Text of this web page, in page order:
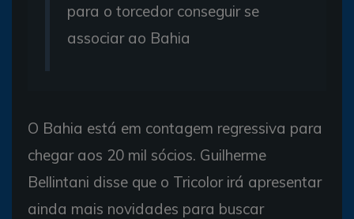
para o torcedor conseguir se
associar ao Bahia
O Bahia está em contagem regressiva para
chegar aos 20 mil sócios. Guilherme
Bellintani disse que o Tricolor irá apresentar
ainda mais novidades para buscar